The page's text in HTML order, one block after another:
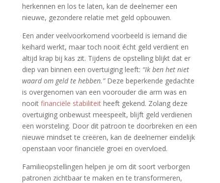
herkennen en los te laten, kan de deelnemer een
nieuwe, gezondere relatie met geld opbouwen.
Een ander veelvoorkomend voorbeeld is iemand die
keihard werkt, maar toch nooit écht geld verdient en
altijd krap bij kas zit. Tijdens de opstelling blijkt dat er
diep van binnen een overtuiging leeft: “Ik ben het niet
waard om geld te hebben.”Deze beperkende gedachte
is overgenomen van een voorouder die arm was en
nooit financiële stabiliteitheeft gekend. Zolang deze
overtuiging onbewust meespeelt, blijft geld verdienen
een worsteling. Door dit patroon te doorbreken en een
nieuwe mindset te creëren, kan de deelnemer eindelijk
openstaan voor financiële groei en overvloed.
Familieopstellingen helpen je om dit soort verborgen
patronen zichtbaar te maken en te transformeren,